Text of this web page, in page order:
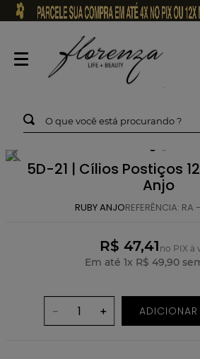
O que você está procurando ?
5D-21 | Cílios Postiços
Anjo
RUBY ANJOREFERÊNCIA: RA
R$ 47,41 no PIX à
Em até 1x R$ 49,90
＋
－